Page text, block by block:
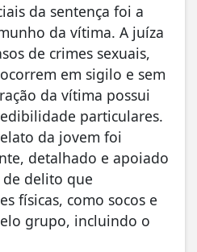
da sentença foi a
da vítima. A juíza
de crimes sexuais,
em sigilo e sem
da vítima possui
particulares.
da jovem foi
detalhado e apoiado
delito que
físicas, como socos e
grupo, incluindo o